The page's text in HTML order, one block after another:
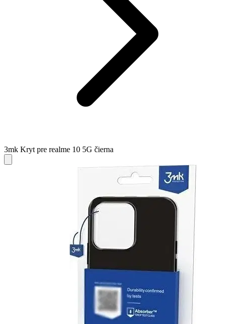
3mk Kryt pre realme 10 5G čierna